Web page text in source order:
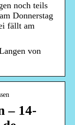
noch teils
Donnerstag
fällt am
von
– 14-